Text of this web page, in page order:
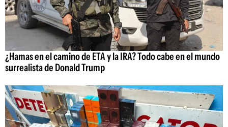
¿Hamas en el camino de ETA y la IRA? Todo cabe en el mundo
surrealista de Donald Trump